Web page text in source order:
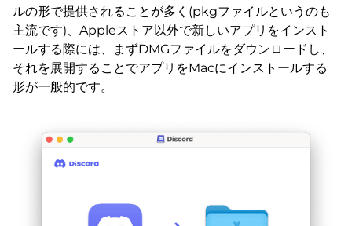
ルの形で提供されることが多く(pkgファイルというのも
主流です)、Appleストア以外で新しいアプリをインスト
ールする際には、まずDMGファイルをダウンロードし、
それを展開することでアプリをMacにインストールする
形が一般的です。